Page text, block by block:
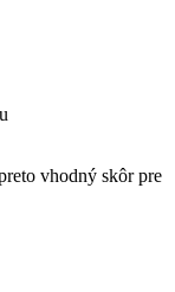
vhodný skôr pre